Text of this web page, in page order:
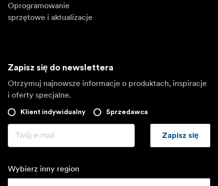
Oprogramowanie
sprzętowe i aktualizacje
Zapisz się do newslettera
Otrzymuj najnowsze informacje o produktach, inspiracje
i oferty specjalne.
Klient indywidualny Sprzedawca
Zapisz się
Wybierz inny region